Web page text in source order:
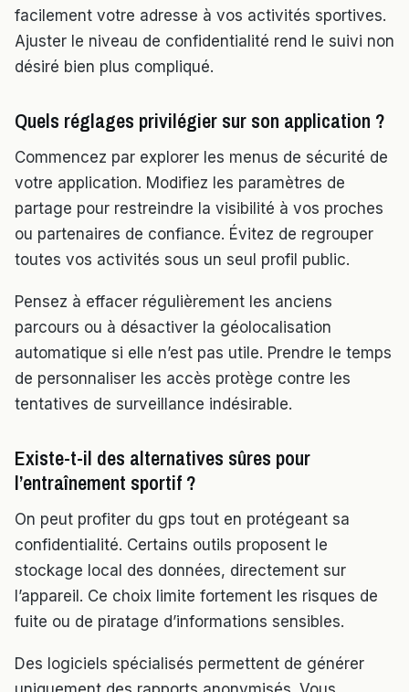
facilement votre adresse à vos activités sportives.
Ajuster le niveau de confidentialité rend le suivi non
désiré bien plus compliqué.
Quels réglages privilégier sur son application ?
Commencez par explorer les menus de sécurité de
votre application. Modifiez les paramètres de
partage pour restreindre la visibilité à vos proches
ou partenaires de confiance. Évitez de regrouper
toutes vos activités sous un seul profil public.
Pensez à effacer régulièrement les anciens
parcours ou à désactiver la géolocalisation
automatique si elle n’est pas utile. Prendre le temps
de personnaliser les accès protège contre les
tentatives de surveillance indésirable.
Existe-t-il des alternatives sûres pour
l’entraînement sportif ?
On peut profiter du gps tout en protégeant sa
confidentialité. Certains outils proposent le
stockage local des données, directement sur
l’appareil. Ce choix limite fortement les risques de
fuite ou de piratage d’informations sensibles.
Des logiciels spécialisés permettent de générer